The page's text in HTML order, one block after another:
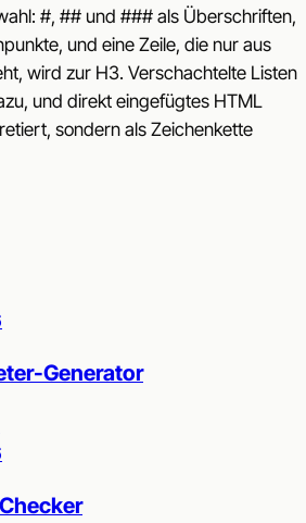
#, ## und ### als Überschriften,
und eine Zeile, die nur aus
wird zur H3. Verschachtelte Listen
und direkt eingefügtes HTML
sondern als Zeichenkette
Generator